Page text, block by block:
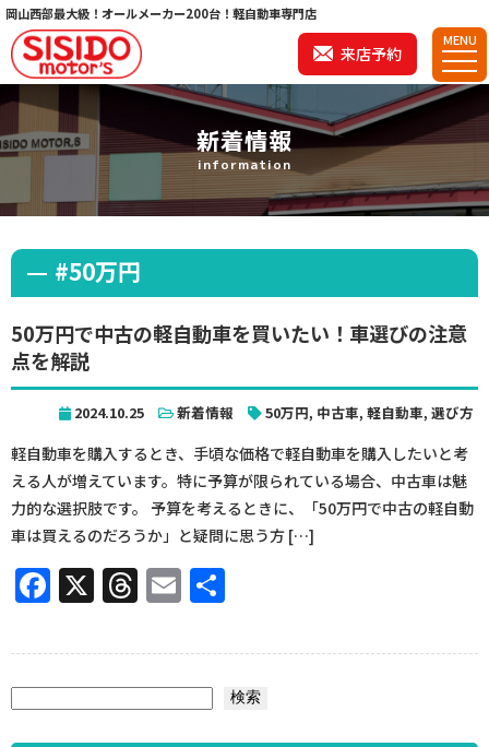
岡山西部最大級！オールメーカー200台！軽自動車専門店
来店予約
MENU
新着情報
information
#50万円
50万円で中古の軽自動車を買いたい！車選びの注意
点を解説
2024.10.25 新着情報 50万円, 中古車, 軽自動車, 選び方
軽自動車を購入するとき、手頃な価格で軽自動車を購入したいと考
える人が増えています。特に予算が限られている場合、中古車は魅
力的な選択肢です。 予算を考えるときに、「50万円で中古の軽自動
車は買えるのだろうか」と疑問に思う方 […]
Facebook
X Threads
Email
検索